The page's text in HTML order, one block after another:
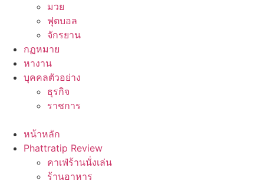
มวย
ฟุตบอล
จักรยาน
กฏหมาย
หางาน
บุคคลตัวอย่าง
ธุรกิจ
ราชการ
หน้าหลัก
Phattratip Review
คาเฟ่ร้านนั่งเล่น
ร้านอาหาร